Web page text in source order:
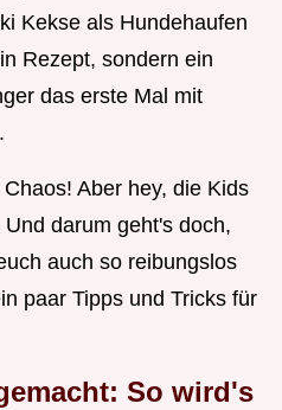
Kekse als Hundehaufen
Rezept, sondern ein
das erste Mal mit
Aber hey, die Kids
darum geht's doch,
auch so reibungslos
paar Tipps und Tricks für
So wird's